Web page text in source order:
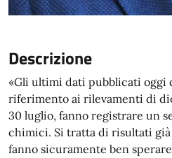
Descrizione
«Gli ultimi dati pubblicati oggi
riferimento ai rilevamenti di
30 luglio, fanno registrare un
chimici. Si tratta di risultati
fanno sicuramente ben